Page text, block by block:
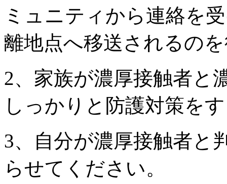
ミュニティから連絡を
離地点へ移送されるの
2、家族が濃厚接触者と
しっかりと防護対策を
3、自分が濃厚接触者と
らせてください。